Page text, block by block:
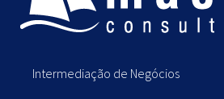
Intermediação de Negócios